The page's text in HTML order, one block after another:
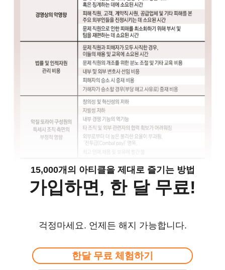
15,000개의 아티클을 제대로 즐기는 방법
가입하면, 한 달 무료!
걱정마세요. 언제든 해지 가능합니다.
한달 무료 체험하기